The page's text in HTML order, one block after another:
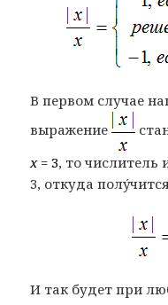
В первом случае
выражение
x = 3, то числитель
3, откуда
И так будет при